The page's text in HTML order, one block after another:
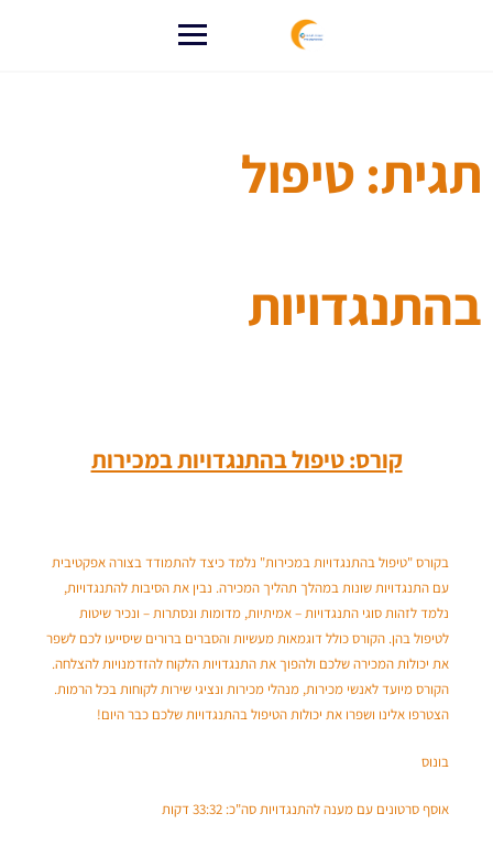
תגית: טיפול
בהתנגדויות
קורס: טיפול בהתנגדויות במכירות
בקורס "טיפול בהתנגדויות במכירות" נלמד כיצד להתמודד בצורה אפקטיבית
עם התנגדויות שונות במהלך תהליך המכירה. נבין את הסיבות להתנגדויות,
נלמד לזהות סוגי התנגדויות – אמיתיות, מדומות ונסתרות – ונכיר שיטות
לטיפול בהן. הקורס כולל דוגמאות מעשיות והסברים ברורים שיסייעו לכם לשפר
את יכולות המכירה שלכם ולהפוך את התנגדויות הלקוח להזדמנויות להצלחה.
הקורס מיועד לאנשי מכירות, מנהלי מכירות ונציגי שירות לקוחות בכל הרמות.
הצטרפו אלינו ושפרו את יכולות הטיפול בהתנגדויות שלכם כבר היום!
בונוס
אוסף סרטונים עם מענה להתנגדויות סה"כ: 33:32 דקות